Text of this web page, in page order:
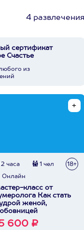
4
сертификат
Счастье
из
2 часа 1 чел 18+
Онлайн
класс от
Как стать
женой,
600 ₽